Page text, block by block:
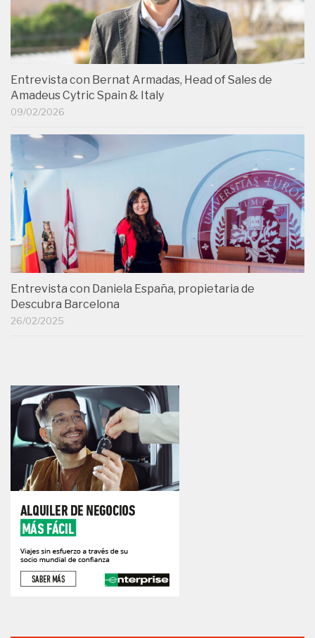
Entrevista con Bernat Armadas, Head of Sales de
Amadeus Cytric Spain & Italy
09/02/2026
Entrevista con Daniela España, propietaria de
Descubra Barcelona
26/02/2025